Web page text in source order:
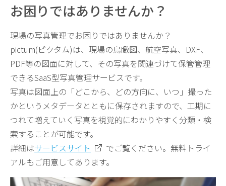
お困りではありませんか？
現場の写真管理でお困りではありませんか？
pictum(ピクタム)は、現場の鳥瞰図、航空写真、DXF、
PDF等の図面に対して、その写真を関連づけて保管管理
できるSaaS型写真管理サービスです。
写真は図面上の「どこから、どの方向に、いつ」撮った
かというメタデータとともに保存されますので、工期に
つれて増えていく写真を視覚的にわかりやすく分類・検
索することが可能です。
詳細はサービスサイト
でご覧ください。無料トライ
アルもご用意してあります。